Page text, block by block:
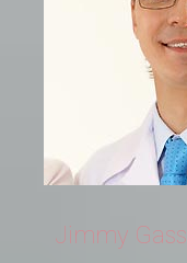
Jimmy Gass